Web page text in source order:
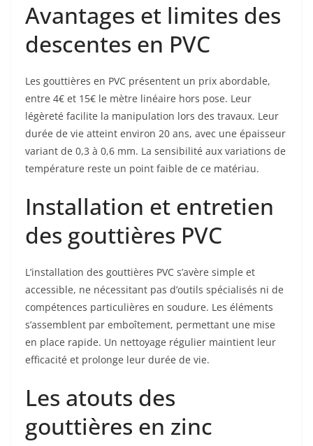
Avantages et limites des
descentes en PVC
Les gouttières en PVC présentent un prix abordable,
entre 4€ et 15€ le mètre linéaire hors pose. Leur
légèreté facilite la manipulation lors des travaux. Leur
durée de vie atteint environ 20 ans, avec une épaisseur
variant de 0,3 à 0,6 mm. La sensibilité aux variations de
température reste un point faible de ce matériau.
Installation et entretien
des gouttières PVC
L’installation des gouttières PVC s’avère simple et
accessible, ne nécessitant pas d’outils spécialisés ni de
compétences particulières en soudure. Les éléments
s’assemblent par emboîtement, permettant une mise
en place rapide. Un nettoyage régulier maintient leur
efficacité et prolonge leur durée de vie.
Les atouts des
gouttières en zinc